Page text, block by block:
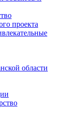
проекта
области